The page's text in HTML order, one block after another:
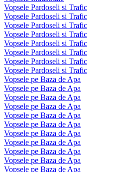
Vopsele Pardoseli si Trafic
Vopsele Pardoseli si Trafic
Vopsele Pardoseli si Trafic
Vopsele Pardoseli si Trafic
Vopsele Pardoseli si Trafic
Vopsele Pardoseli si Trafic
Vopsele Pardoseli si Trafic
Vopsele Pardoseli si Trafic
Vopsele pe Baza de Apa
Vopsele pe Baza de Apa
Vopsele pe Baza de Apa
Vopsele pe Baza de Apa
Vopsele pe Baza de Apa
Vopsele pe Baza de Apa
Vopsele pe Baza de Apa
Vopsele pe Baza de Apa
Vopsele pe Baza de Apa
Vopsele pe Baza de Apa
Vopsele pe Baza de Apa